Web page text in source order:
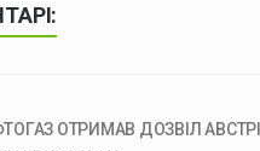
ОТРИМАВ ДОЗВІЛ